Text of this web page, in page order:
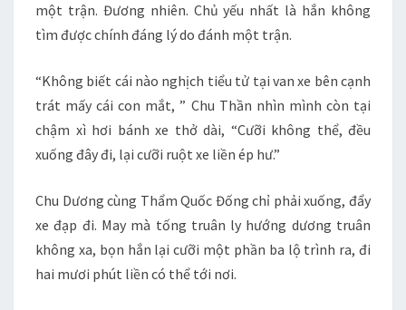
một trận. Đương nhiên. Chủ yếu nhất là hắn không
tìm được chính đáng lý do đánh một trận.
“Không biết cái nào nghịch tiểu tử tại van xe bên cạnh
trát mấy cái con mắt, ” Chu Thần nhìn mình còn tại
chậm xì hơi bánh xe thở dài, “Cưỡi không thể, đều
xuống đây đi, lại cưỡi ruột xe liền ép hư.”
Chu Dương cùng Thẩm Quốc Đống chỉ phải xuống, đẩy
xe đạp đi. May mà tống truân ly hướng dương truân
không xa, bọn hắn lại cưỡi một phần ba lộ trình ra, đi
hai mươi phút liền có thể tới nơi.